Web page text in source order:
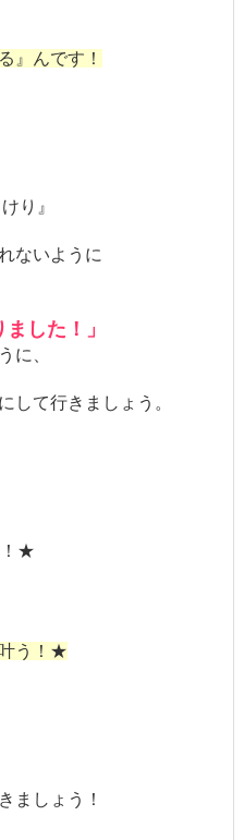
』んです！
り』
ないように
した！」
に、
して行きましょう。
！★
う！★
ましょう！